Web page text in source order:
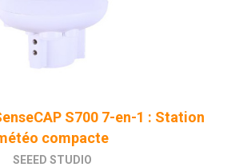
S700 7-en-1 : Station
compacte
SEEED STUDIO